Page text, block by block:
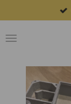
direct
naar